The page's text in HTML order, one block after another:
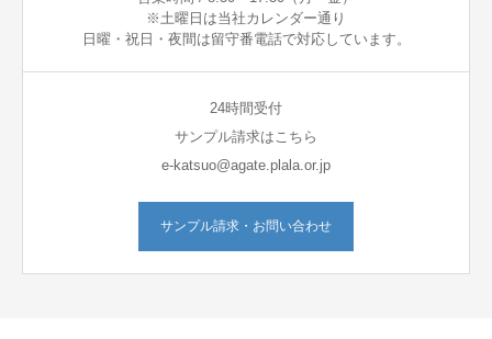
※土曜日は当社カレンダー通り
日曜・祝日・夜間は留守番電話で対応しています。
24時間受付
サンプル請求はこちら
e-katsuo@agate.plala.or.jp
サンプル請求・お問い合わせ